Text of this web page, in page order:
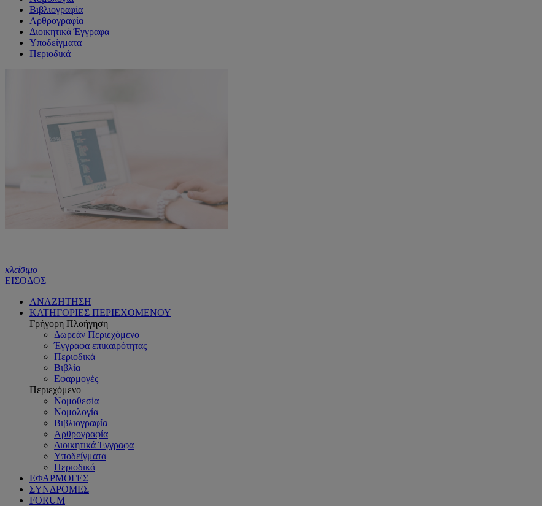
Βιβλιογραφία
Αρθρογραφία
Διοικητικά Έγγραφα
Υποδείγματα
Περιοδικά
κλείσιμο
ΕΙΣΟΔΟΣ
ΑΝΑΖΗΤΗΣΗ
ΚΑΤΗΓΟΡΙΕΣ ΠΕΡΙΕΧΟΜΕΝΟΥ
Γρήγορη Πλοήγηση
Δωρεάν Περιεχόμενο
Έγγραφα επικαιρότητας
Περιοδικά
Βιβλία
Εφαρμογές
Περιεχόμενο
Νομοθεσία
Νομολογία
Βιβλιογραφία
Αρθρογραφία
Διοικητικά Έγγραφα
Υποδείγματα
Περιοδικά
ΕΦΑΡΜΟΓΕΣ
ΣΥΝΔΡΟΜΕΣ
FORUM